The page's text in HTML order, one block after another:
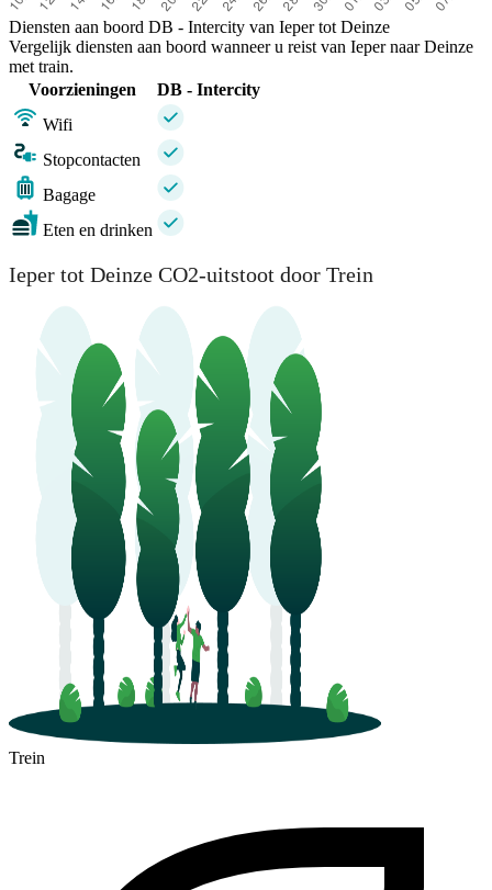
Diensten aan boord DB - Intercity van Ieper tot Deinze
Vergelijk diensten aan boord wanneer u reist van Ieper naar Deinze
met train.
Voorzieningen
DB - Intercity
Wifi
Stopcontacten
Bagage
Eten en drinken
Ieper tot Deinze CO2-uitstoot door Trein
Trein